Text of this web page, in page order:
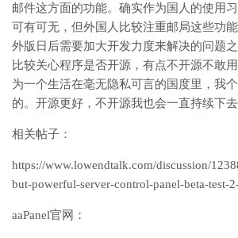
邮件这方面的功能。确实作为国人的使用
可有可无，但外国人比较注重邮局这些功
外版日后需要加大开发力度来解决的问题
比较关心程序是否开源，有点不开源不敢
为一个生活在毫无隐私可言的国度里，我
的。开源更好，不开源我也会一直持续下去
相关帖子：
https://www.lowendtalk.com/discussion/
but-powerful-server-control-panel-beta-test-
aaPanel官网：